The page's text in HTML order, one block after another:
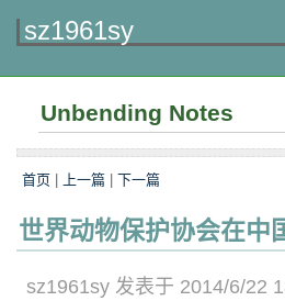
sz1961sy
Unbending Notes
首页 上一篇 下一篇
世界动物保护协会在中
sz1961sy 发表于 2014/6/22